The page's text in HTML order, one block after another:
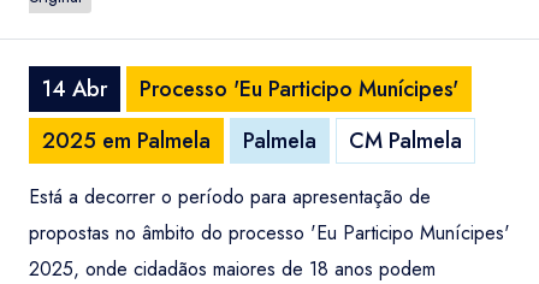
14 Abr
Processo 'Eu Participo Munícipes'
2025 em Palmela
Palmela CM Palmela
Está a decorrer o período para apresentação de
propostas no âmbito do processo 'Eu Participo Munícipes'
2025, onde cidadãos maiores de 18 anos podem